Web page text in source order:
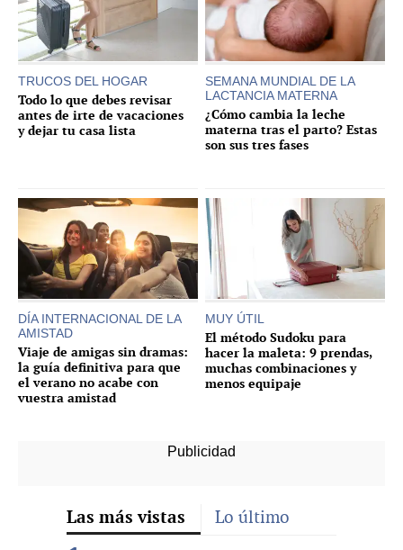
TRUCOS DEL HOGAR
Todo lo que debes revisar
antes de irte de vacaciones
y dejar tu casa lista
SEMANA MUNDIAL DE LA
LACTANCIA MATERNA
¿Cómo cambia la leche
materna tras el parto? Estas
son sus tres fases
DÍA INTERNACIONAL DE LA
AMISTAD
Viaje de amigas sin dramas:
la guía definitiva para que
el verano no acabe con
vuestra amistad
MUY ÚTIL
El método Sudoku para
hacer la maleta: 9 prendas,
muchas combinaciones y
menos equipaje
Las más vistas Lo último